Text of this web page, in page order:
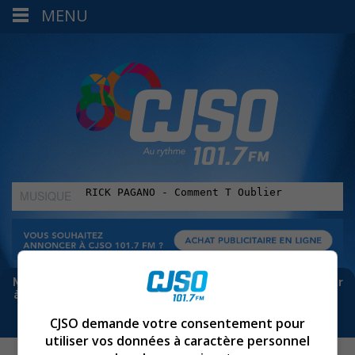
MUSIQUE
:
Meta bloque les infos sur Facebook. Pour ne rien manquer
à Sorel-Tracy et la région, abonne-toi à notre infolettre :
MENU
CJSO demande votre consentement pour
utiliser vos données à caractère personnel